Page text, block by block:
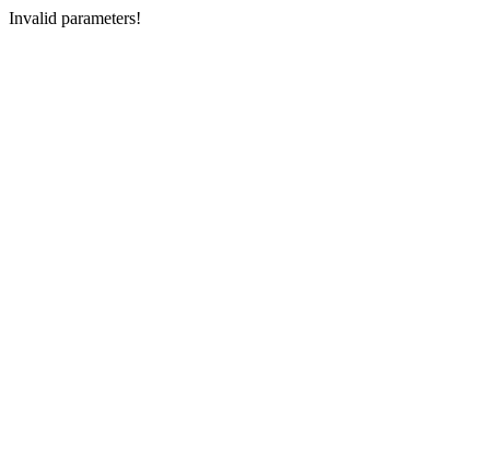
Invalid parameters!